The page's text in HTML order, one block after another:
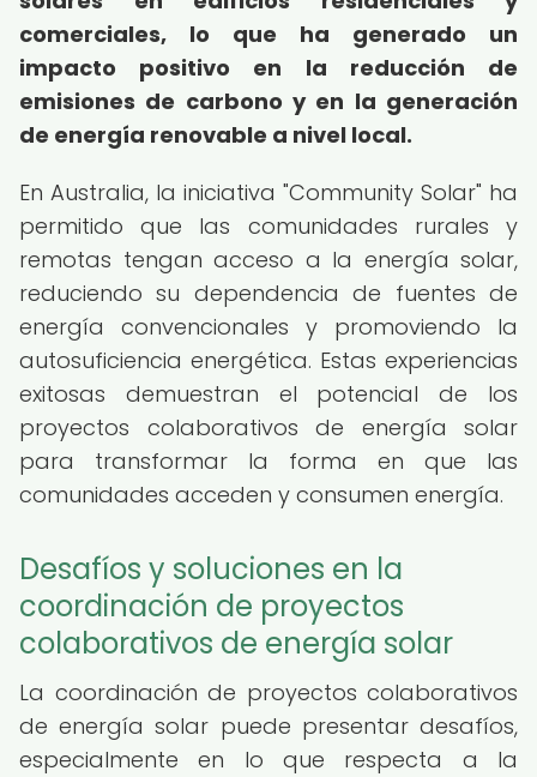
comerciales, lo que ha generado un
impacto positivo en la reducción de
emisiones de carbono y en la generación
de energía renovable a nivel local.
En Australia, la iniciativa "Community Solar" ha
permitido que las comunidades rurales y
remotas tengan acceso a la energía solar,
reduciendo su dependencia de fuentes de
energía convencionales y promoviendo la
autosuficiencia energética. Estas experiencias
exitosas demuestran el potencial de los
proyectos colaborativos de energía solar
para transformar la forma en que las
comunidades acceden y consumen energía.
Desafíos y soluciones en la
coordinación de proyectos
colaborativos de energía solar
La coordinación de proyectos colaborativos
de energía solar puede presentar desafíos,
especialmente en lo que respecta a la